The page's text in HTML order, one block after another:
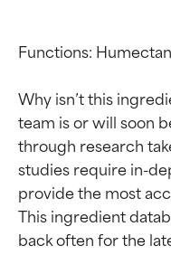
Functions:
Why isn’t this
team is or will soon
through research
studies require in-
provide the most
This ingredient